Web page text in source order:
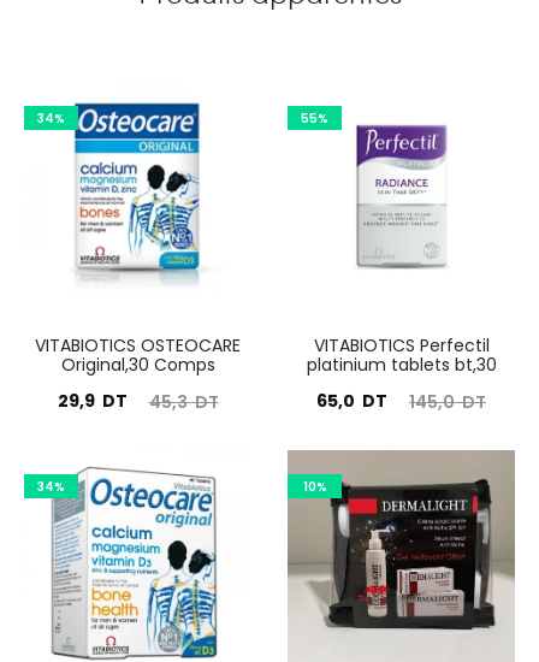
34%
VITABIOTICS OSTEOCARE
Original,30 Comps
45,3DT
Le
initial
était :
45,3
DT.
29,9 DT
actuel
est :
29,9
DT.
55%
VITABIOTICS Perfectil
platinium tablets bt,30
145,0DT
Le
initial
était :
145,0
DT.
65,0 DT
actuel
DT.
34% 10%